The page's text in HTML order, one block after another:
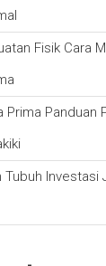
Fisik Cara
Prima Panduan
Investasi